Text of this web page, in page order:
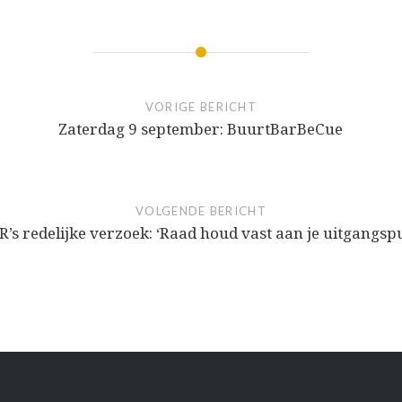
VORIGE BERICHT
Zaterdag 9 september: BuurtBarBeCue
VOLGENDE BERICHT
redelijke verzoek: ‘Raad houd vast aan je